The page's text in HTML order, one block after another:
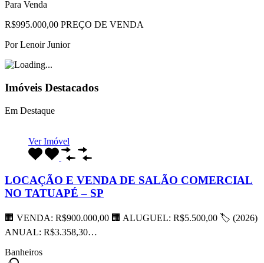
Para Venda
R$995.000,00 PREÇO DE VENDA
PorLenoir Junior
Imóveis Destacados
Em Destaque
Ver Imóvel
LOCAÇÃO E VENDA DE SALÃO COMERCIAL
NO TATUAPÉ – SP
🏢 VENDA: R$900.000,00 🏢 ALUGUEL: R$5.500,00 🏷 (2026)
ANUAL: R$3.358,30…
Banheiros